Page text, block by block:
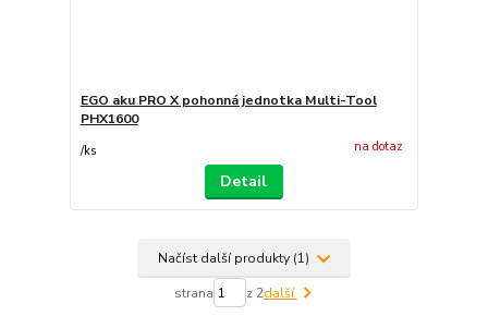
EGO aku PRO X pohonná jednotka Multi-Tool
PHX1600
/ks na dotaz
Detail
Načíst další produkty (1)
strana z 2další